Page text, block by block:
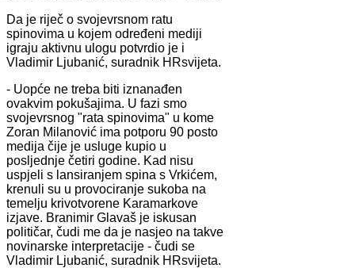
Da je riječ o svojevrsnom ratu
spinovima u kojem određeni mediji
igraju aktivnu ulogu potvrdio je i
Vladimir Ljubanić, suradnik HRsvijeta.
- Uopće ne treba biti iznanađen
ovakvim pokušajima. U fazi smo
svojevrsnog "rata spinovima" u kome
Zoran Milanović ima potporu 90 posto
medija čije je usluge kupio u
posljednje četiri godine. Kad nisu
uspjeli s lansiranjem spina s Vrkićem,
krenuli su u provociranje sukoba na
temelju krivotvorene Karamarkove
izjave. Branimir Glavaš je iskusan
političar, čudi me da je nasjeo na takve
novinarske interpretacije - čudi se
Vladimir Ljubanić, suradnik HRsvijeta.